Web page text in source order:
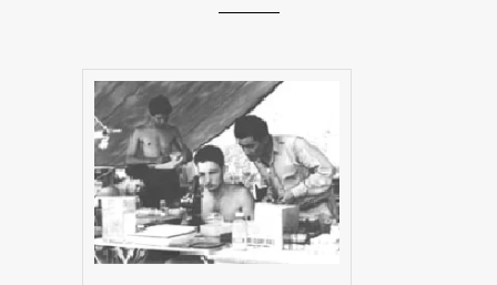
Digital
SanaSana, Salud para todos
Documentación Covid-19
Malaria
Serpientes de Venezuela
Escorpiones
REDES SOCIALES